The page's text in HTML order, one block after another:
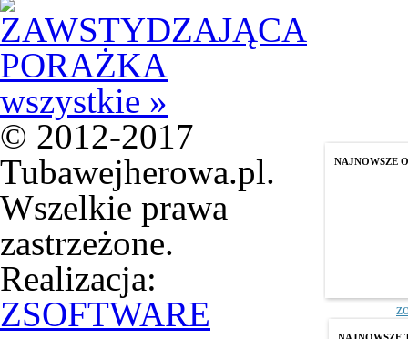
wszystkie »
NAJNOWSZE
© 2012-2017
Tubawejherowa.pl.
Wszelkie prawa
zastrzeżone.
Realizacja:
ZSOFTWARE